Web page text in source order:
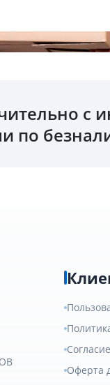
с
Оферта